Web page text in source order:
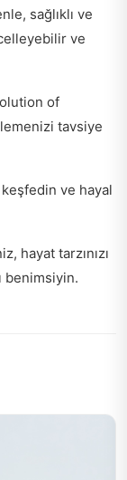
sağlıklı ve
ve
of
tavsiye
keşfedin ve hayal
hayat tarzınızı
benimsiyin.